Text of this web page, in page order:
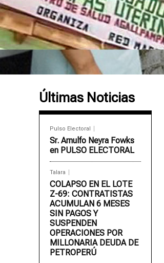
Últimas Noticias
Pulso Electoral
Sr. Arnulfo Neyra Fowks
en PULSO ELECTORAL
Talara
COLAPSO EN EL LOTE
Z-69: CONTRATISTAS
ACUMULAN 6 MESES
SIN PAGOS Y
SUSPENDEN
OPERACIONES POR
MILLONARIA DEUDA DE
PETROPERÚ